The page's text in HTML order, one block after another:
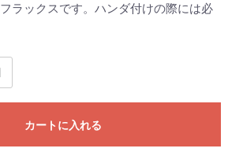
ラックスです。ハンダ付けの際には必
カートに入れる